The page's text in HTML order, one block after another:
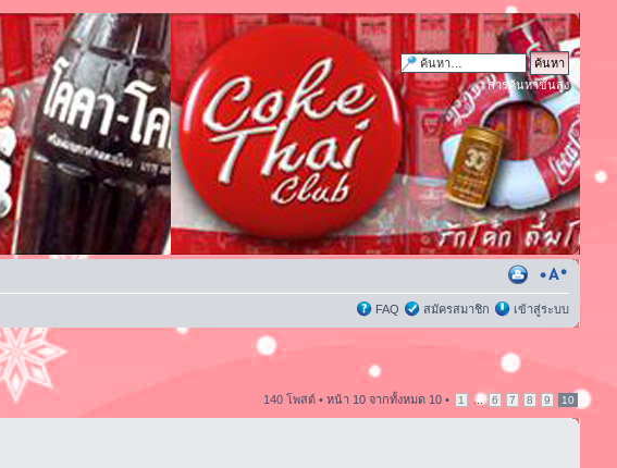
การค้นหาขั้นสูง
FAQ สมัครสมาชิก เข้าสู่ระบบ
140 โพสต์ •หน้า 10 จากทั้งหมด 10 • 1 ... 6 7 8 9 10